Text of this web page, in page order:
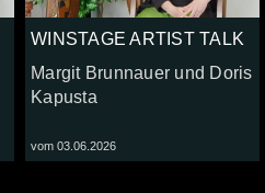
WINSTAGE ARTIST TALK
Margit Brunnauer und Doris
Kapusta
vom 03.06.2026